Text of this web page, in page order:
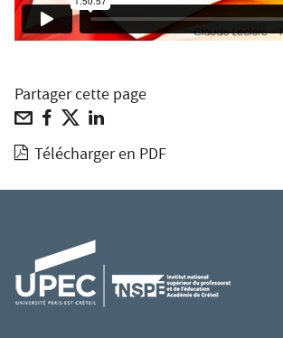
Partager cette page
Télécharger en PDF